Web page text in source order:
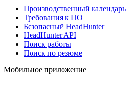
Производственный календарь
Требования к ПО
Безопасный HeadHunter
HeadHunter API
Поиск работы
Поиск по резюме
Мобильное приложение